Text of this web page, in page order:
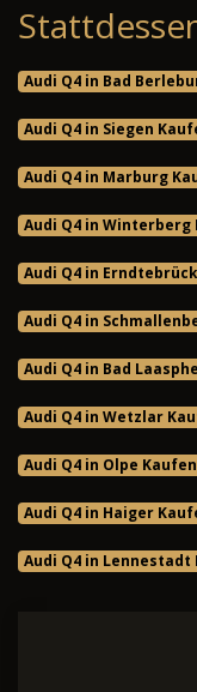
Audi Q4 in Bad
Audi Q4 in Siegen
Audi Q4 in Marburg
Audi Q4 in
Audi Q4 in
Audi Q4 in
Audi Q4 in Bad
Audi Q4 in Wetzlar
Audi Q4 in Olpe
Audi Q4 in Haiger
Audi Q4 in